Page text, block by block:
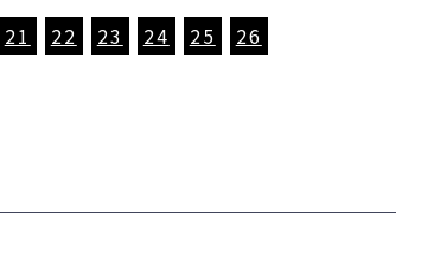
21 22 23 24 25
26